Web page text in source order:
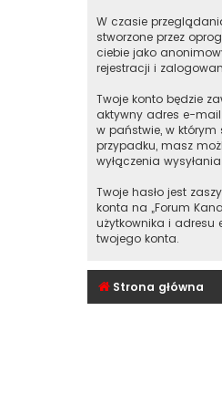
W czasie
stworzone przez
ciebie jako
rejestracji i
Twoje konto będzie
aktywny adres e-
w państwie, w
przypadku, masz
wyłączenia
Twoje hasło jest
konta na „Forum
użytkownika i adresu
twojego konta.
Strona główna